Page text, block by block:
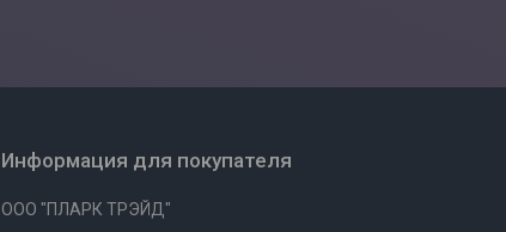
Информация для покупателя
ООО "ПЛАРК ТРЭЙД"